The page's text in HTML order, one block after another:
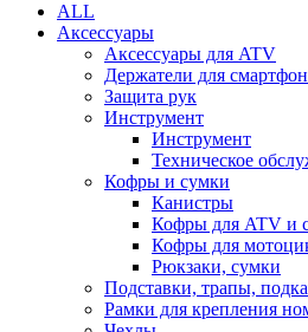
ALL
Аксессуары
Аксессуары для ATV
Держатели для
Защита рук
Инструмент
Инструмент
Техническое
Кофры и сумки
Канистры
Кофры для ATV и
Кофры для
Рюкзаки, сумки
Подставки, трапы,
Рамки для крепления